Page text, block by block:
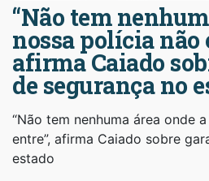
“Não tem
nossa polícia não
afirma Caiado
de segurança no
“Não tem nenhuma área onde
entre”, afirma Caiado sobre
estado